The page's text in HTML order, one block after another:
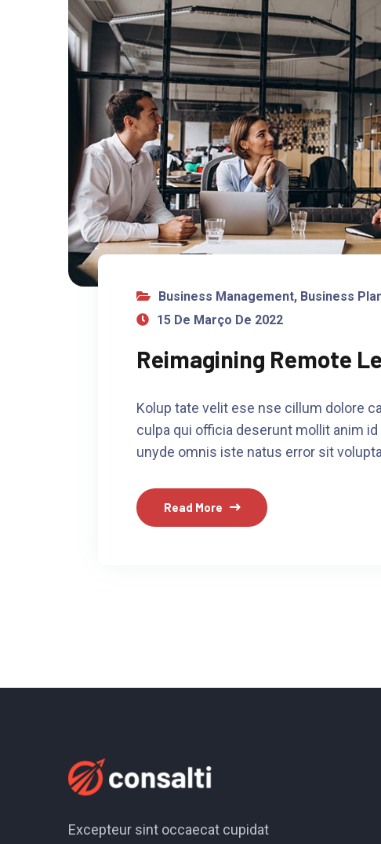
Business Management, Business
15 De Março De 2022
Reimagining Remote
Kolup tate velit ese nse cillum dolore
culpa qui officia deserunt mollit anim
unyde omnis iste natus error sit
Read More
Excepteur sint occaecat cupidat